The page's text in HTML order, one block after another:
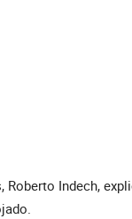
Roberto Indech,